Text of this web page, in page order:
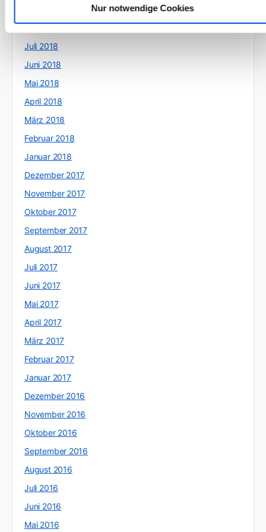
Nur notwendige Cookies
Juli 2018
Juni 2018
Mai 2018
April 2018
März 2018
Februar 2018
Januar 2018
Dezember 2017
November 2017
Oktober 2017
September 2017
August 2017
Juli 2017
Juni 2017
Mai 2017
April 2017
März 2017
Februar 2017
Januar 2017
Dezember 2016
November 2016
Oktober 2016
September 2016
August 2016
Juli 2016
Juni 2016
Mai 2016